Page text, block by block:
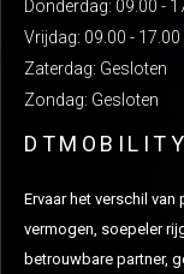
Donderdag: 09.00 -
Vrijdag: 09.00 - 17.00
Zaterdag: Gesloten
Zondag: Gesloten
Ervaar het verschil
vermogen, soepeler
betrouwbare partner,